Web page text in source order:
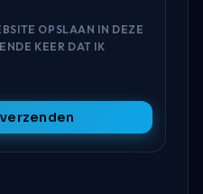
OPSLAAN IN DEZE
KEER DAT IK